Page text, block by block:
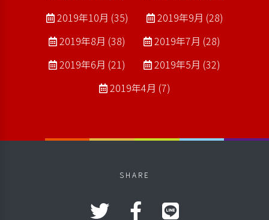
2019年10月 (35)
2019年9月 (28)
2019年8月 (38)
2019年7月 (28)
2019年6月 (21)
2019年5月 (32)
2019年4月 (7)
SHARE